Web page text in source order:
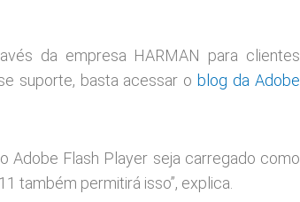
da empresa HARMAN para clientes
suporte, basta acessar o blog da Adobe
Adobe Flash Player seja carregado como
também permitirá isso”, explica.